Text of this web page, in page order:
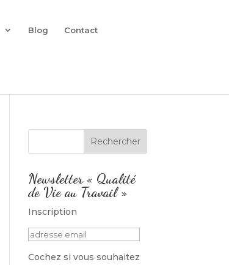
Blog Contact
Newsletter « Qualité
de Vie au Travail »
Inscription
Cochez si vous souhaitez